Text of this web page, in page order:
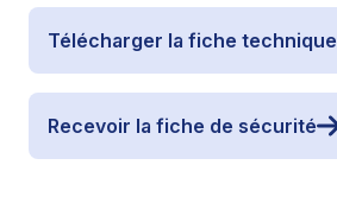
Télécharger la fiche technique
Recevoir la fiche de sécurité